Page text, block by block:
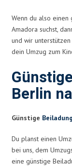
Wenn du also einen
Amadora suchst,
und wir
dein Umzug zum
Berlin
Günstige Beiladung
Du planst einen
bei uns, dem
eine günstige